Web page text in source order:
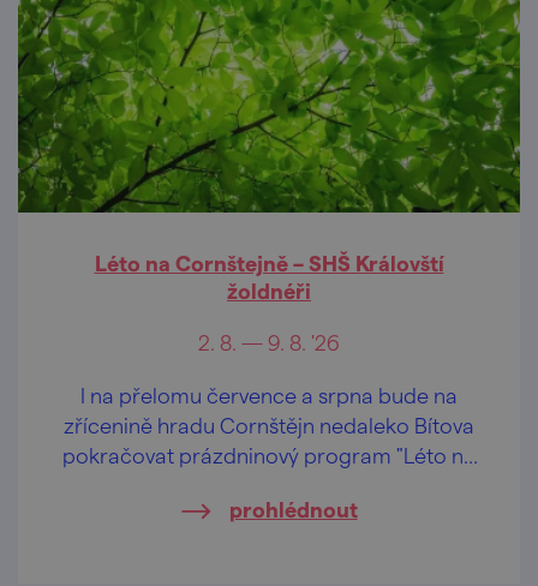
Léto na Cornštejně – SHŠ Královští
žoldnéři
2. 8. — 9. 8. '26
I na přelomu července a srpna bude na
zřícenině hradu Cornštějn nedaleko Bítova
pokračovat prázdninový program "Léto na
prohlédnout